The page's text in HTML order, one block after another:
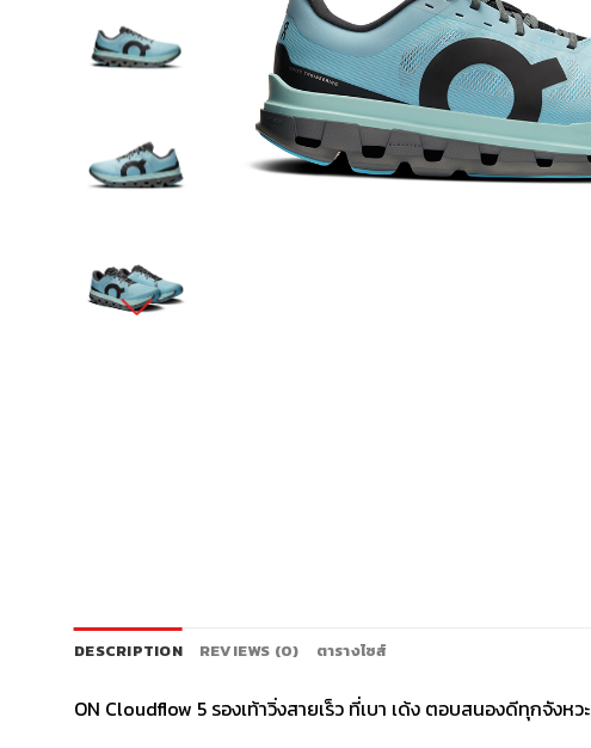
DESCRIPTION REVIEWS (0) ตารางไซส์
ON Cloudflow 5 รองเท้าวิ่งสายเร็ว ที่เบา เด้ง ตอบสนองดีทุกจังหวะ